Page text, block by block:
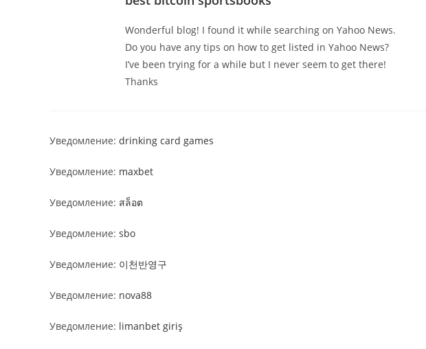
Wonderful blog! I found it while searching on Yahoo News.
Do you have any tips on how to get listed in Yahoo News?
I’ve been trying for a while but I never seem to get there!
Thanks
Уведомление: drinking card games
Уведомление: maxbet
Уведомление: สล็อต
Уведомление: sbo
Уведомление: 이천반영구
Уведомление: nova88
Уведомление: limanbet giriş